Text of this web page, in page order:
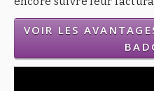
VOIR LES